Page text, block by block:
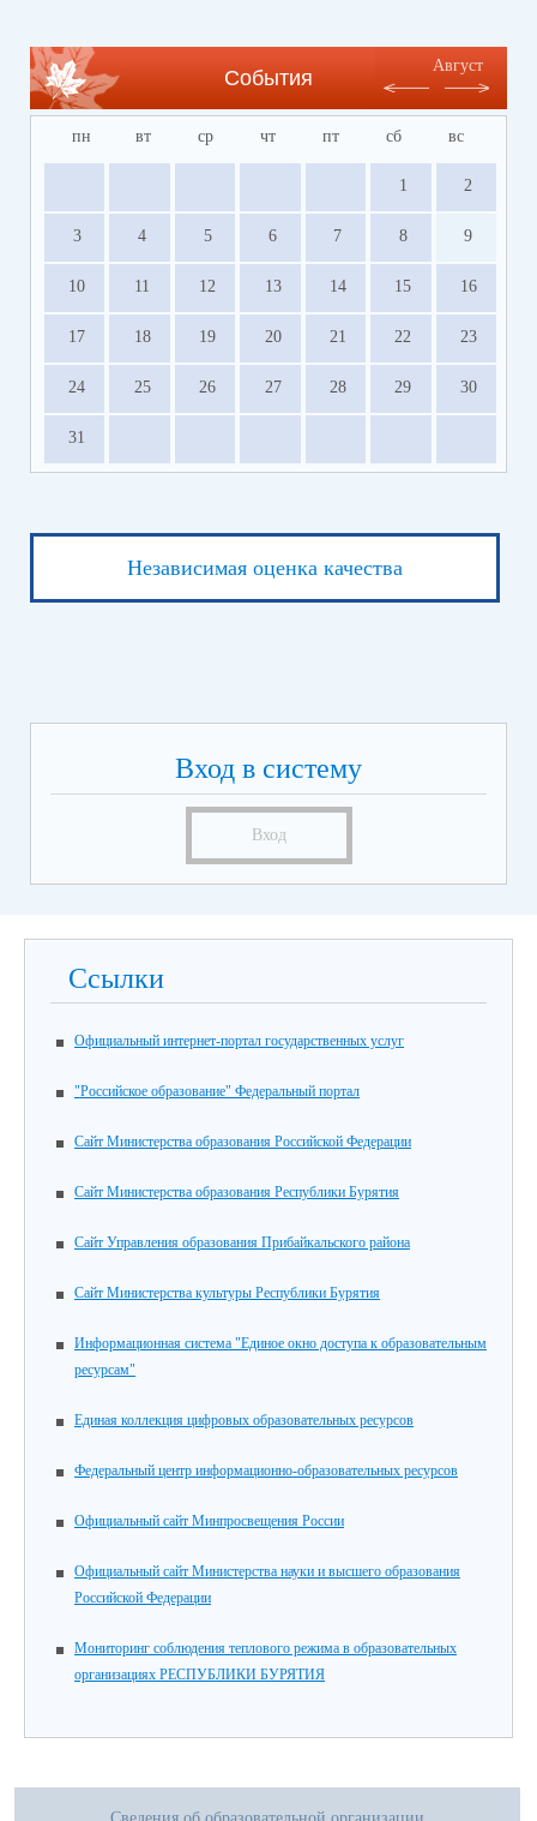
События
Август
пн вт ср чт пт сб вс
1 2
3 4 5 6 7 8 9
10 11 12 13 14 15 16
17 18 19 20 21 22 23
24 25 26 27 28 29 30
31
Независимая оценка качества
Вход в систему
Вход
Ссылки
Официальный интернет-портал государственных услуг
"Российское образование" Федеральный портал
Сайт Министерства образования Российской Федерации
Сайт Министерства образования Республики Бурятия
Сайт Управления образования Прибайкальского района
Сайт Министерства культуры Республики Бурятия
Информационная система "Единое окно доступа к образовательным
ресурсам"
Единая коллекция цифровых образовательных ресурсов
Федеральный центр информационно-образовательных ресурсов
Официальный сайт Минпросвещения России
Официальный сайт Министерства науки и высшего образования
Российской Федерации
Мониторинг соблюдения теплового режима в образовательных
организациях РЕСПУБЛИКИ БУРЯТИЯ